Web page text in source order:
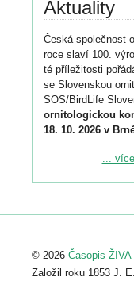
Aktuality
Česká společnost
roce slaví 100.
té příležitosti
se Slovenskou
SOS/BirdLife
ornitologickou
18. 10. 2026 v
Podrobnější
Registrovat se
abstraktu
posteru je už 30.
...
© 2026 Časopis ŽIVA
Založil roku 1853 J.